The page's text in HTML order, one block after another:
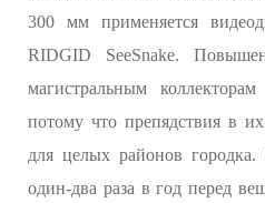
300 мм применяется
RIDGID SeeSnake.
магистральным
потому что препядствия в
для целых районов
один-два раза в год перед